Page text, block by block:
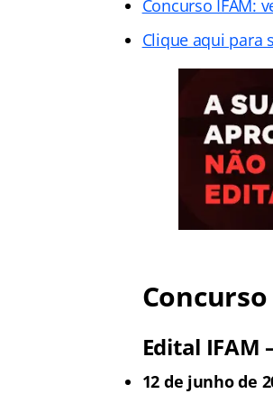
Concurso IFAM:
Clique aqui para
Edital IFAM
12 de junho de